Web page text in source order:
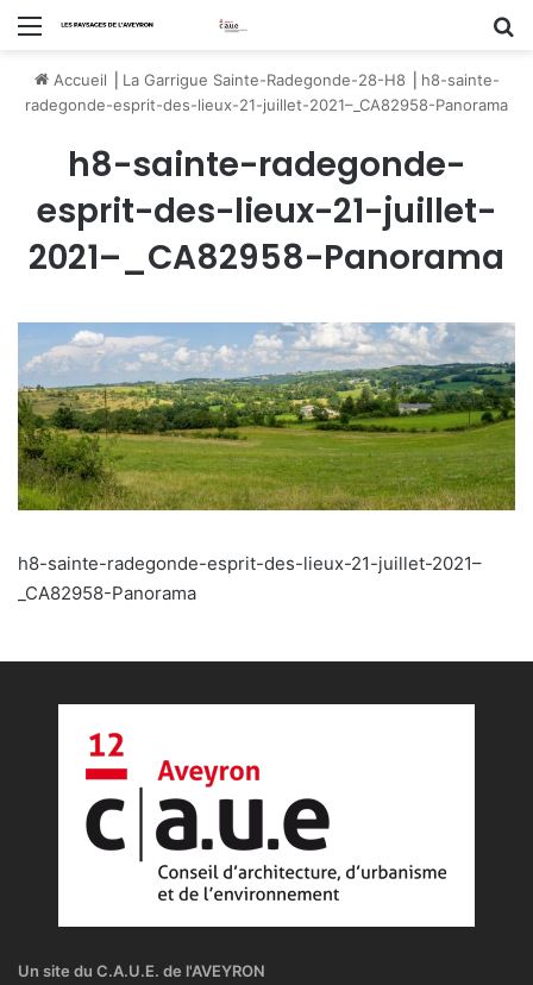
Menu
Accueil La Garrigue Sainte-Radegonde-28-H8
h8-sainte-
radegonde-esprit-des-lieux-21-juillet-2021–_CA82958-Panorama
h8-sainte-radegonde-
esprit-des-lieux-21-juillet-
2021–_CA82958-Panorama
h8-sainte-radegonde-esprit-des-lieux-21-juillet-2021–
_CA82958-Panorama
Un site du C.A.U.E. de l'AVEYRON